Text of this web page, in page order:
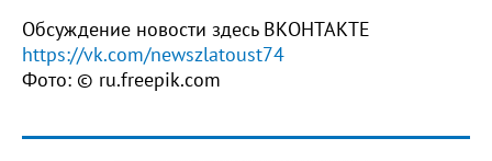
Обсуждение новости здесь ВКОНТАКТЕ
https://vk.com/newszlatoust74
Фото: © ru.freepik.com